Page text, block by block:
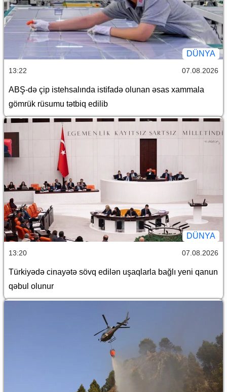
DÜNYA
13:22 07.08.2026
ABŞ-də çip istehsalında istifadə olunan əsas xammala
gömrük rüsumu tətbiq edilib
DÜNYA
13:20 07.08.2026
Türkiyədə cinayətə sövq edilən uşaqlarla bağlı yeni qanun
qəbul olunur